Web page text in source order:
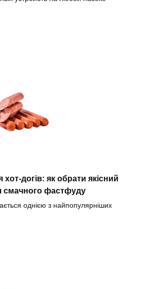
догів: як обрати якісний
смачного фастфуду
однією з найпопулярніших